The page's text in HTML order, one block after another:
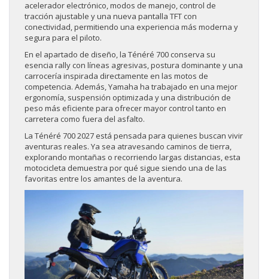
acelerador electrónico, modos de manejo, control de
tracción ajustable y una nueva pantalla TFT con
conectividad, permitiendo una experiencia más moderna y
segura para el piloto.
En el apartado de diseño, la Ténéré 700 conserva su
esencia rally con líneas agresivas, postura dominante y una
carrocería inspirada directamente en las motos de
competencia. Además, Yamaha ha trabajado en una mejor
ergonomía, suspensión optimizada y una distribución de
peso más eficiente para ofrecer mayor control tanto en
carretera como fuera del asfalto.
La Ténéré 700 2027 está pensada para quienes buscan vivir
aventuras reales. Ya sea atravesando caminos de tierra,
explorando montañas o recorriendo largas distancias, esta
motocicleta demuestra por qué sigue siendo una de las
favoritas entre los amantes de la aventura.